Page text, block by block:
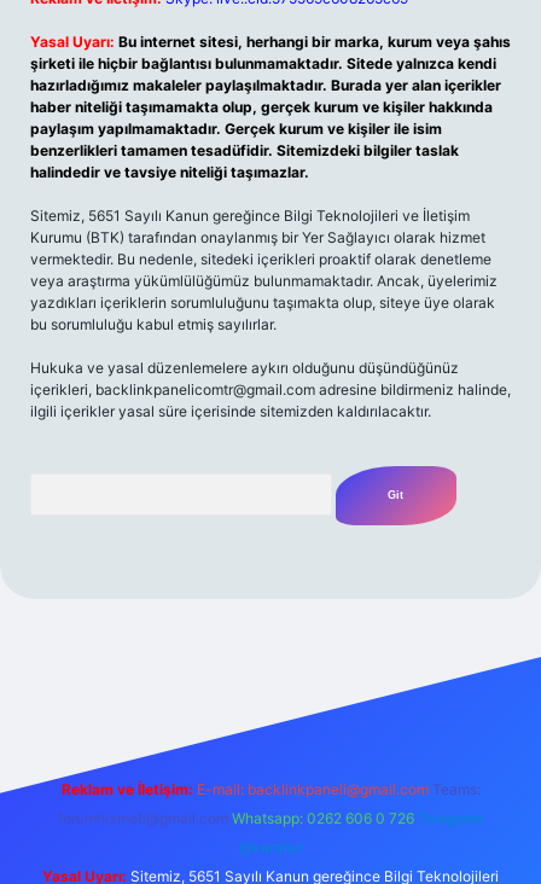
Yasal Uyarı: Bu internet sitesi, herhangi bir marka, kurum veya şahıs
şirketi ile hiçbir bağlantısı bulunmamaktadır. Sitede yalnızca kendi
hazırladığımız makaleler paylaşılmaktadır. Burada yer alan içerikler
haber niteliği taşımamakta olup, gerçek kurum ve kişiler hakkında
paylaşım yapılmamaktadır. Gerçek kurum ve kişiler ile isim
benzerlikleri tamamen tesadüfidir. Sitemizdeki bilgiler taslak
halindedir ve tavsiye niteliği taşımazlar.
Sitemiz, 5651 Sayılı Kanun gereğince Bilgi Teknolojileri ve İletişim
Kurumu (BTK) tarafından onaylanmış bir Yer Sağlayıcı olarak hizmet
vermektedir. Bu nedenle, sitedeki içerikleri proaktif olarak denetleme
veya araştırma yükümlülüğümüz bulunmamaktadır. Ancak, üyelerimiz
yazdıkları içeriklerin sorumluluğunu taşımakta olup, siteye üye olarak
bu sorumluluğu kabul etmiş sayılırlar.
Hukuka ve yasal düzenlemelere aykırı olduğunu düşündüğünüz
içerikleri, backlinkpanelicomtr@gmail.com adresine bildirmeniz halinde,
ilgili içerikler yasal süre içerisinde sitemizden kaldırılacaktır.
m elexbet
Reklam ve İletişim: E-mail: backlinkpaneli@gmail.com Teams:
forumhizmeti@gmail.com Whatsapp: 0262 606 0 726 Telegram:
@karabul
Yasal Uyarı: Sitemiz, 5651 Sayılı Kanun gereğince Bilgi Teknolojileri